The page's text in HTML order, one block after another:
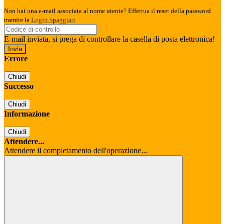
Non hai una e-mail associata al nome utente? Effettua il reset della password
tramite la Login Spaggiari
E-mail inviata, si prega di controllare la casella di posta elettronica!
Errore
Chiudi
Successo
Chiudi
Informazione
Chiudi
Attendere...
Attendere il completamento dell'operazione...